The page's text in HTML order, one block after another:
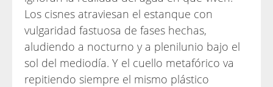
Los cisnes atraviesan el estanque con
vulgaridad fastuosa de fases hechas,
aludiendo a nocturno y a plenilunio bajo el
sol del mediodía. Y el cuello metafórico va
repitiendo siempre el mismo plástico